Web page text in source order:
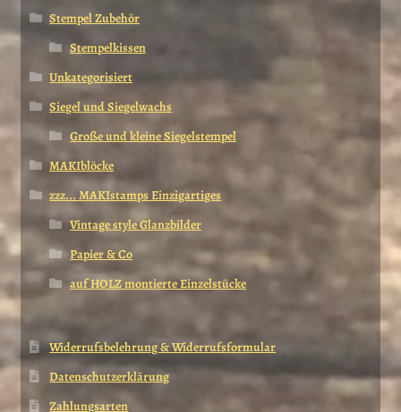
Stempel Zubehör
Stempelkissen
Unkategorisiert
Siegel und Siegelwachs
Große und kleine Siegelstempel
MAKIblöcke
zzz... MAKIstamps Einzigartiges
Vintage style Glanzbilder
Papier & Co
auf HOLZ montierte Einzelstücke
Widerrufsbelehrung & Widerrufsformular
Datenschutzerklärung
Zahlungsarten